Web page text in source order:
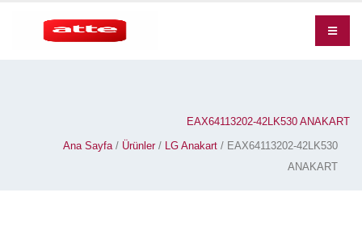
EAX64113202-42LK530 ANAKART
Ana Sayfa/ Ürünler/ LG Anakart / EAX64113202-42LK530
ANAKART